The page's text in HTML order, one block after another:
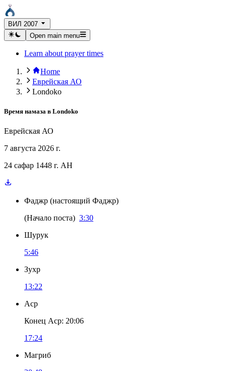
ВИЛ 2007
Open main menu
Learn about prayer times
Home
Еврейская АО
Londoko
Время намаза в Londoko
Еврейская АО
7 августа 2026 г.
24 сафар 1448 г. AH
Фаджр (настоящий Фаджр)
(Начало поста) 3:30
Шурук
5:46
Зухр
13:22
Аср
Конец Аср: 20:06
17:24
Магриб